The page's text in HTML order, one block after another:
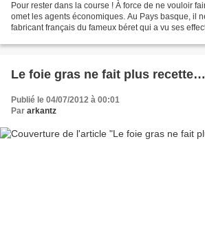
Pour rester dans la course ! À force de ne vouloir
omet les agents économiques. Au Pays basque, il
fabricant français du fameux béret qui a vu ses
Le foie gras ne fait plus recette…
Publié le 04/07/2012 à 00:01
Par arkantz